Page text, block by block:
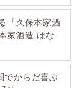
「久保本家酒
家酒造 はな
でからだ喜ぶ